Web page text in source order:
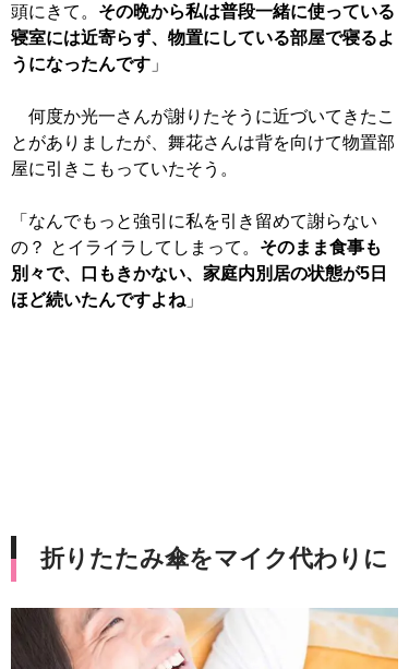
頭にきて。 その晩から私は普段一緒に使っている
寝室には近寄らず、物置にしている部屋で寝るよ
うになったんです 」
何度か光一さんが謝りたそうに近づいてきたこ
とがありましたが、舞花さんは背を向けて物置部
屋に引きこもっていたそう。
「なんでもっと強引に私を引き留めて謝らない
の？ とイライラしてしまって。 そのまま食事も
別々で、口もきかない、家庭内別居の状態が5日
ほど続いたんですよね 」
折りたたみ傘をマイク代わりに